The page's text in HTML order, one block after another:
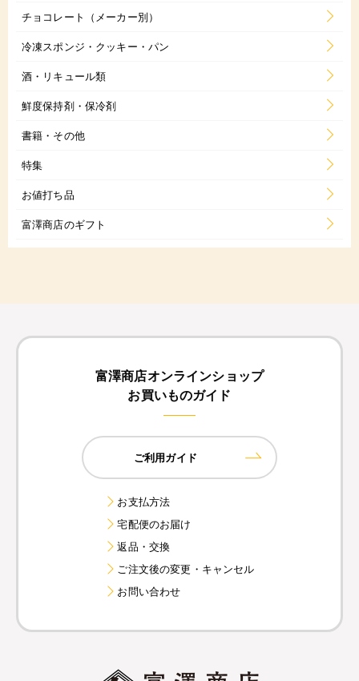
チョコレート（メーカー別）
冷凍スポンジ・クッキー・パン
酒・リキュール類
鮮度保持剤・保冷剤
書籍・その他
特集
お値打ち品
富澤商店のギフト
富澤商店オンラインショップ
お買いものガイド
ご利用ガイド
お支払方法
宅配便のお届け
返品・交換
ご注文後の変更・キャンセル
お問い合わせ